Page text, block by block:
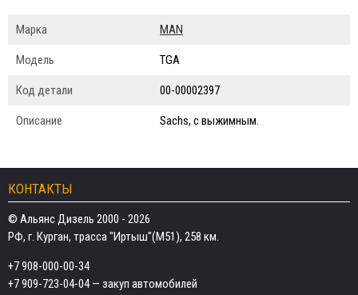
Марка MAN
Модель TGA
Код детали 00-00002397
Описание Sachs, с выжимным.
КОНТАКТЫ
© Альянс Дизель 2000 - 2026
РФ, г. Курган, трасса "Иртыш"(М51), 258 км.
+7 908-000-00-34
+7 909-723-04-04— закуп автомобилей